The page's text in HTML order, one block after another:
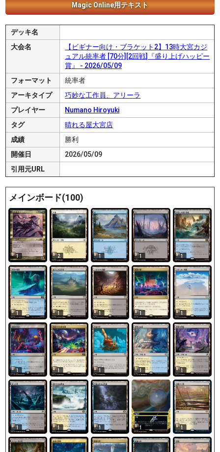
Magic Online用テキスト
デッキ名
大会名
【ビギナー向け・ブラケット2】13時大宮カジ
ュアル統率者 [70分][2回戦]『盛り上げハッピー
賞』 - 2026/05/09
フォーマット
統率者
アーキタイプ
巧妙な工作員、アリーラ
プレイヤー
Numano Hiroyuki
タグ
晴れる屋大宮店
成績
勝利
開催日
2026/05/09
引用元URL
メインボード(100)
1 2 1 1 1
1 1 1 1 1
1 1 1 1 1
1 1 1 1 1